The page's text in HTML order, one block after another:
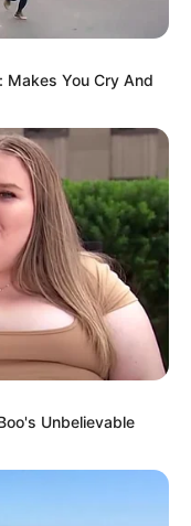
dois
R$ 1.920, levantada
-Lei de Diretrizes
atrapalhou as
falsa expectativa depois
para informar que o
pesquisa entre os
convencimento de que
dos agentes e não a
para março. Como
entre a CONACS e o
Makes You Cry And
Unbelievable